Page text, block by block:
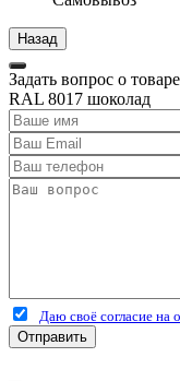
Задать вопрос о
RAL 8017 шоколад
Даю своё согласие на
Отправить